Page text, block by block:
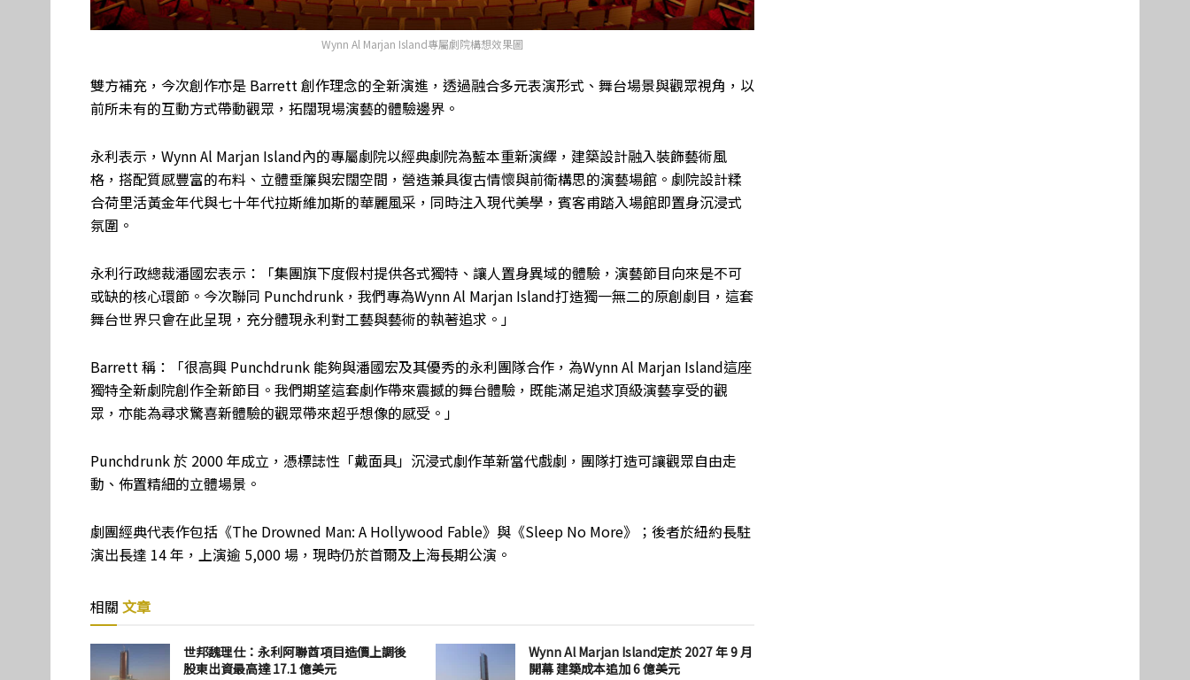
Wynn Al Marjan Island專屬劇院構想效果圖
雙方補充，今次創作亦是 Barrett 創作理念的全新演進，透過融合多元表演形式、舞台場景與觀眾視角，以
前所未有的互動方式帶動觀眾，拓闊現場演藝的體驗邊界。
永利表示，Wynn Al Marjan Island內的專屬劇院以經典劇院為藍本重新演繹，建築設計融入裝飾藝術風
格，搭配質感豐富的布料、立體垂簾與宏闊空間，營造兼具復古情懷與前衛構思的演藝場館。劇院設計糅
合荷里活黃金年代與七十年代拉斯維加斯的華麗風采，同時注入現代美學，賓客甫踏入場館即置身沉浸式
氛圍。
永利行政總裁潘國宏表示：「集團旗下度假村提供各式獨特、讓人置身異域的體驗，演藝節目向來是不可
或缺的核心環節。今次聯同 Punchdrunk，我們專為Wynn Al Marjan Island打造獨一無二的原創劇目，這套
舞台世界只會在此呈現，充分體現永利對工藝與藝術的執著追求。」
Barrett 稱：「很高興 Punchdrunk 能夠與潘國宏及其優秀的永利團隊合作，為Wynn Al Marjan Island這座
獨特全新劇院創作全新節目。我們期望這套劇作帶來震撼的舞台體驗，既能滿足追求頂級演藝享受的觀
眾，亦能為尋求驚喜新體驗的觀眾帶來超乎想像的感受。」
Punchdrunk 於 2000 年成立，憑標誌性「戴面具」沉浸式劇作革新當代戲劇，團隊打造可讓觀眾自由走
動、佈置精細的立體場景。
劇團經典代表作包括《The Drowned Man: A Hollywood Fable》與《Sleep No More》；後者於紐約長駐
演出長達 14 年，上演逾 5,000 場，現時仍於首爾及上海長期公演。
相關 文章
世邦魏理仕：永利阿聯酋項目造價上調後
股東出資最高達 17.1 億美元
Wynn Al Marjan Island定於 2027 年 9 月
開幕 建築成本追加 6 億美元